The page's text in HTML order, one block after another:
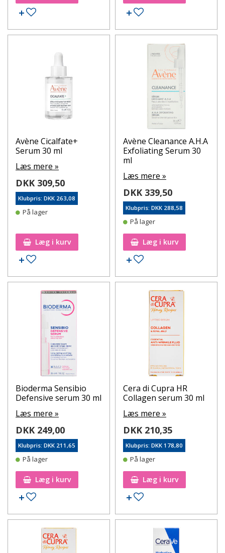
Tilføj til ønskeseddel
Tilføj til ønskeseddel
Avène Cicalfate+
Serum 30 ml
Læs mere »
DKK 309,50
Klubpris: DKK 263,08
På lager
Læg i kurv
Tilføj til ønskeseddel
Avène Cleanance A.H.A
Exfoliating Serum 30
ml
Læs mere »
DKK 339,50
Klubpris: DKK 288,58
På lager
Læg i kurv
Tilføj til ønskeseddel
Bioderma Sensibio
Defensive serum 30 ml
Læs mere »
DKK 249,00
Klubpris: DKK 211,65
På lager
Læg i kurv
Tilføj til ønskeseddel
Cera di Cupra HR
Collagen serum 30 ml
Læs mere »
DKK 210,35
Klubpris: DKK 178,80
På lager
Læg i kurv
Tilføj til ønskeseddel